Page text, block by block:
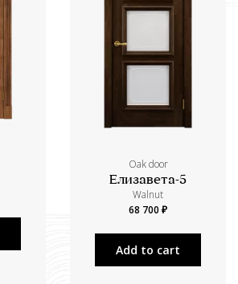
Oak door
Елизавета-5
Walnut
68 700 ₽
Add to cart